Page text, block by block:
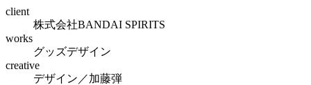
client
株式会社BANDAI SPIRITS
works
グッズデザイン
creative
デザイン／加藤弾